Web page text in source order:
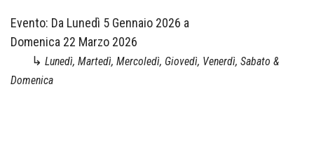
Evento: Da Lunedì 5 Gennaio 2026 a
Domenica 22 Marzo 2026
↳ Lunedì, Martedì, Mercoledì, Giovedì, Venerdì, Sabato &
Domenica